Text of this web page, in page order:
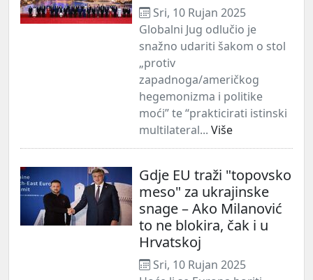
Sri, 10 Rujan 2025
Globalni Jug odlučio je
snažno udariti šakom o stol
„protiv
zapadnoga/američkog
hegemonizma i politike
moći” te “prakticirati istinski
multilateral... Više
Gdje EU traži "topovsko
meso" za ukrajinske
snage – Ako Milanović
to ne blokira, čak i u
Hrvatskoj
Sri, 10 Rujan 2025